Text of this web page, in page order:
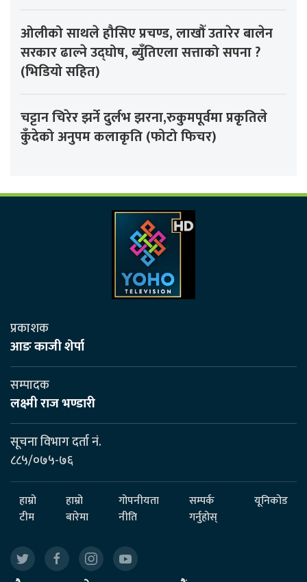
ओलीको साथले हौसिए प्रचण्ड, लाखौँ उतारेर बालेन
सरकार ढाल्ने उद्घोष, ब्युँतिएला सत्ताको सपना ?
(भिडियो सहित)
चट्टान चिरेर झर्ने दुर्लभ झरना,रुकुमपूर्वमा प्रकृतिले
कुँदेको अनुपम कलाकृति (फोटो फिचर)
प्रकाशक
आङ काजी शेर्पा
सम्पादक
लक्ष्मी राज भण्डारी
सूचना विभाग दर्ता नं.
८८५/०७५-७६
हाम्रो
टीम
हाम्रो
बारेमा
गोपनीयता
नीति
सम्पर्क
गर्नुहोस्
यूनिकोड